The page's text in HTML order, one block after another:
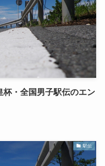
・全国男子駅伝のエン
駅伝